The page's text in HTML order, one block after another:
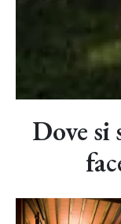
Dove si